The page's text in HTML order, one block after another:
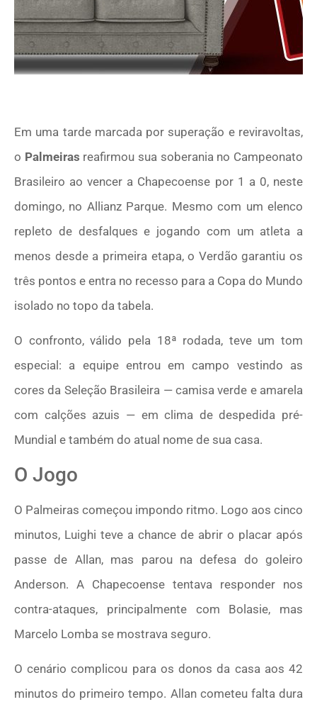
Em uma tarde marcada por superação e reviravoltas,
o Palmeiras reafirmou sua soberania no Campeonato
Brasileiro ao vencer a Chapecoense por 1 a 0, neste
domingo, no Allianz Parque. Mesmo com um elenco
repleto de desfalques e jogando com um atleta a
menos desde a primeira etapa, o Verdão garantiu os
três pontos e entra no recesso para a Copa do Mundo
isolado no topo da tabela.
O confronto, válido pela 18ª rodada, teve um tom
especial: a equipe entrou em campo vestindo as
cores da Seleção Brasileira — camisa verde e amarela
com calções azuis — em clima de despedida pré-
Mundial e também do atual nome de sua casa.
O Jogo
O Palmeiras começou impondo ritmo. Logo aos cinco
minutos, Luighi teve a chance de abrir o placar após
passe de Allan, mas parou na defesa do goleiro
Anderson. A Chapecoense tentava responder nos
contra-ataques, principalmente com Bolasie, mas
Marcelo Lomba se mostrava seguro.
O cenário complicou para os donos da casa aos 42
minutos do primeiro tempo. Allan cometeu falta dura